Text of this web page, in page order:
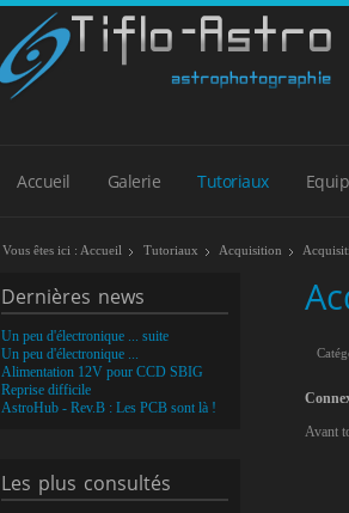
Accueil Galerie Tutoriaux
Vous êtes ici : Accueil Tutoriaux Acquisition
Dernières news
Un peu d'électronique ... suite
Un peu d'électronique ...
Alimentation 12V pour CCD SBIG
Reprise difficile
AstroHub - Rev.B : Les PCB sont là !
Les plus consultés
Avant